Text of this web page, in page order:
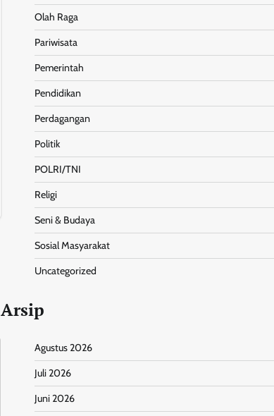
Olah Raga
Pariwisata
Pemerintah
Pendidikan
Perdagangan
Politik
POLRI/TNI
Religi
Seni & Budaya
Sosial Masyarakat
Uncategorized
Arsip
Agustus 2026
Juli 2026
Juni 2026